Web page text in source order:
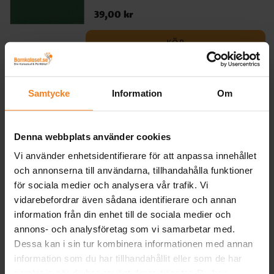
Samtycke Information Om
Denna webbplats använder cookies
Vi använder enhetsidentifierare för att anpassa innehållet
och annonserna till användarna, tillhandahålla funktioner
för sociala medier och analysera vår trafik. Vi
vidarebefordrar även sådana identifierare och annan
information från din enhet till de sociala medier och
annons- och analysföretag som vi samarbetar med.
Dessa kan i sin tur kombinera informationen med annan
information som du har tillhandahållit eller som de har
Pris:39,00 kr
39,00 kr
KÖP
Cocktailservetter - Mörkgröna 25-
pack
25 st. servetter i cocktailstorlek tillverkade
i miljövänligt papper. Servetterna är lite
när de är utvikta.
KÖP
Relaterade produkter